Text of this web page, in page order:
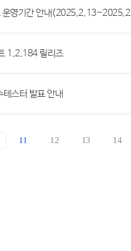
운영기간 안내
1.2.184 릴리즈
스터 발표 안내
11 12 13 14